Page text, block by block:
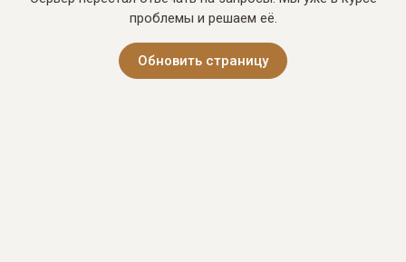
проблемы и решаем её.
Обновить страницу